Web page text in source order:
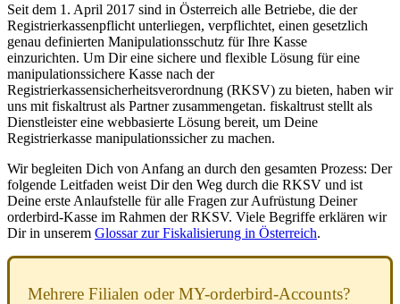
Seit dem 1. April 2017 sind in Österreich alle Betriebe, die der
Registrierkassenpflicht unterliegen, verpflichtet, einen gesetzlich
genau definierten Manipulationsschutz für Ihre Kasse
einzurichten. Um Dir eine sichere und flexible Lösung für eine
manipulationssichere Kasse nach der
Registrierkassensicherheitsverordnung (RKSV) zu bieten, haben wir
uns mit fiskaltrust als Partner zusammengetan. fiskaltrust stellt als
Dienstleister eine webbasierte Lösung bereit, um Deine
Registrierkasse manipulationssicher zu machen.
Wir begleiten Dich von Anfang an durch den gesamten Prozess: Der
folgende Leitfaden weist Dir den Weg durch die RKSV und ist
Deine erste Anlaufstelle für alle Fragen zur Aufrüstung Deiner
orderbird-Kasse im Rahmen der RKSV. Viele Begriffe erklären wir
Dir in unserem Glossar zur Fiskalisierung in Österreich.
Mehrere Filialen oder MY-orderbird-Accounts?